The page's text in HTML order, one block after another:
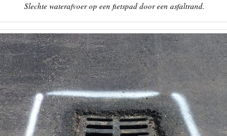
Slechte waterafvoer op een fietspad door een asfaltrand.